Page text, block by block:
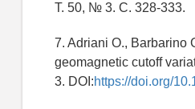
Т. 50, № 3. С. 328-333.
7. Adriani O., Barbarino
geomagnetic cutoff
3. DOI:https://doi.org/